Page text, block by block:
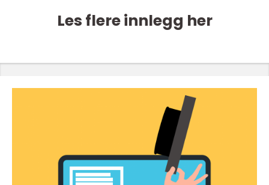
Les flere innlegg her